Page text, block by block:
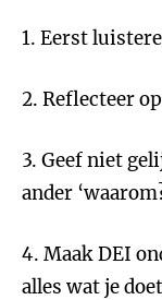
1. Eerst
2. Reflecteer
3. Geef niet
ander
4. Maak DEI
alles wat je doet